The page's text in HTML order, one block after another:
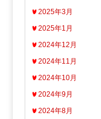
2025年3月
2025年1月
2024年12月
2024年11月
2024年10月
2024年9月
2024年8月